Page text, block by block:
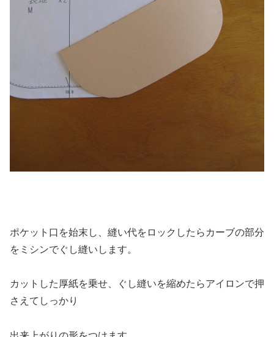
ポケット口を始末し、縫い代をロックしたらカーブの部分
をミシンでぐし縫いします。
カットした厚紙を乗せ、ぐし縫いを縮めたらアイロンで押
さえてしっかり